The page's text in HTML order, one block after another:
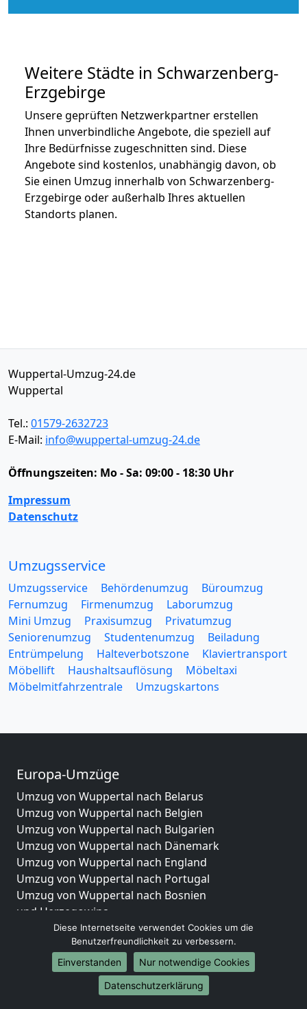
Weitere Städte in Schwarzenberg-
Erzgebirge
Unsere geprüften Netzwerkpartner erstellen
Ihnen unverbindliche Angebote, die speziell auf
Ihre Bedürfnisse zugeschnitten sind. Diese
Angebote sind kostenlos, unabhängig davon, ob
Sie einen Umzug innerhalb von Schwarzenberg-
Erzgebirge oder außerhalb Ihres aktuellen
Standorts planen.
Wuppertal-Umzug-24.de
Wuppertal
Tel.: 01579-2632723
E-Mail: info@wuppertal-umzug-24.de
Öffnungszeiten: Mo - Sa: 09:00 - 18:30 Uhr
Impressum
Datenschutz
Umzugsservice
Umzugsservice Behördenumzug
Büroumzug
Fernumzug
Firmenumzug
Laborumzug
Mini Umzug
Praxisumzug
Privatumzug
Seniorenumzug
Studentenumzug
Beiladung
Entrümpelung
Halteverbotszone
Klaviertransport
Möbellift
Haushaltsauflösung
Möbeltaxi
Möbelmitfahrzentrale
Umzugskartons
Europa-Umzüge
Umzug von Wuppertal nach Belarus
Umzug von Wuppertal nach Belgien
Umzug von Wuppertal nach Bulgarien
Umzug von Wuppertal nach Dänemark
Umzug von Wuppertal nach England
Umzug von Wuppertal nach Portugal
Umzug von Wuppertal nach Bosnien
und Herzegowina
Umzug von Wuppertal nach Irland
Umzug von Wuppertal nach Lettland
Umzug von Wuppertal nach Zypern
Umzug von Wuppertal nach Kroatien
Umzug von Wuppertal nach Estland
Diese Internetseite verwendet Cookies um die
Benutzerfreundlichkeit zu verbessern.
Einverstanden
Nur notwendige Cookies
Datenschutzerklärung